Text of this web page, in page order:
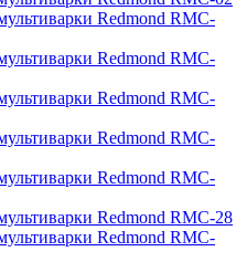
Redmond RMC-
Redmond RMC-
Redmond RMC-
Redmond RMC-
Redmond RMC-
Redmond RMC-28
Redmond RMC-